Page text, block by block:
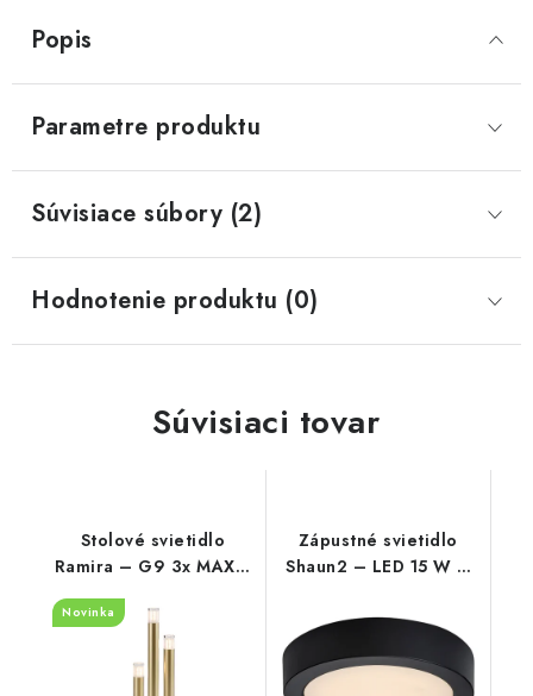
Popis
Parametre produktu
Súvisiace súbory (2)
Hodnotenie produktu (0)
Súvisiaci tovar
Stolové svietidlo
Ramira – G9 3x MAX 5
W – IP20
Novinka
Zápustné svietidlo
Shaun2 – LED 15 W –